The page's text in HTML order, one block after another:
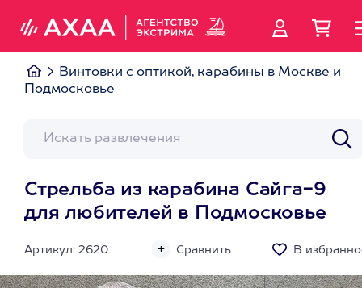
Винтовки с оптикой, карабины в Москве и
Подмосковье
Стрельба из карабина Сайга-9
для любителей в Подмосковье
Артикул: 2620 Сравнить В